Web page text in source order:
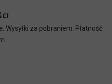
Wysyłki za pobraniem. Płatność